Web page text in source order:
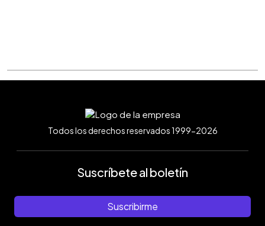
Todos los derechos reservados 1999-2026
Suscríbete al boletín
Suscribirme